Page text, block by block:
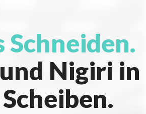
Nigiri in